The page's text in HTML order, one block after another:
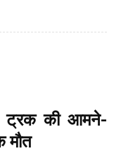
ट्रक की आमने-
मौत